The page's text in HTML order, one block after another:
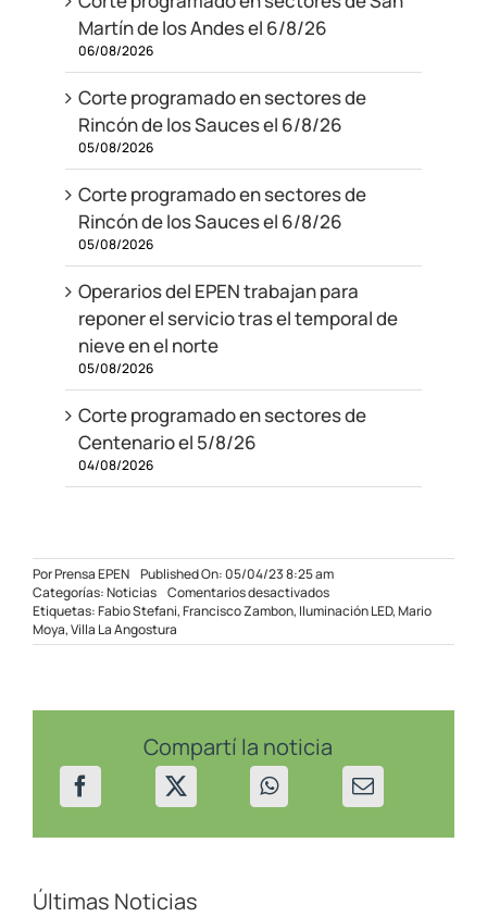
Martín de los Andes el 6/8/26
06/08/2026
Corte programado en sectores de
Rincón de los Sauces el 6/8/26
05/08/2026
Corte programado en sectores de
Rincón de los Sauces el 6/8/26
05/08/2026
Operarios del EPEN trabajan para
reponer el servicio tras el temporal de
nieve en el norte
05/08/2026
Corte programado en sectores de
Centenario el 5/8/26
04/08/2026
PorPrensa EPEN Published On: 05/04/23 8:25 am
Categorías:Noticias Comentarios desactivadosen
Villa
Angostura
%
de
luminarias
Etiquetas:Fabio Stefani,Francisco Zambon, Iluminación LED,Mario
Moya,Villa La Angostura
Compartí la noticia
Últimas Noticias